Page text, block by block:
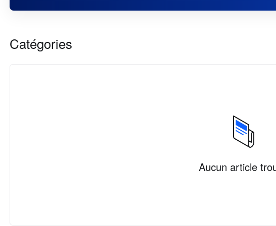
Catégories
Aucun article